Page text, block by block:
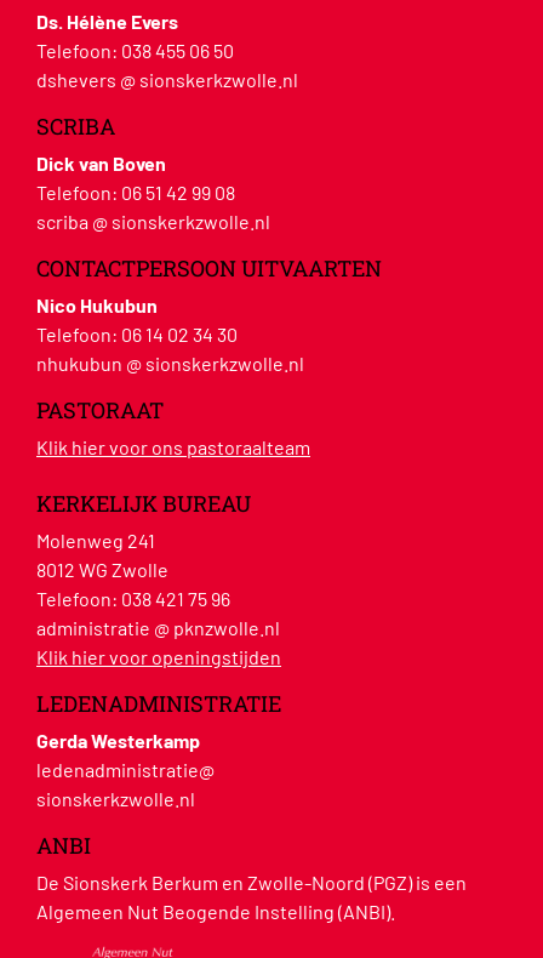
Ds. Hélène Evers
Telefoon: 038 455 06 50
dshevers @ sionskerkzwolle.nl
SCRIBA
Dick van Boven
Telefoon: 06 51 42 99 08
scriba @ sionskerkzwolle.nl
CONTACTPERSOON UITVAARTEN
Nico Hukubun
Telefoon: 06 14 02 34 30
nhukubun @ sionskerkzwolle.nl
PASTORAAT
Klik hier voor ons pastoraalteam
KERKELIJK BUREAU
Molenweg 241
8012 WG Zwolle
Telefoon: 038 421 75 96
administratie @ pknzwolle.nl
Klik hier voor openingstijden
LEDENADMINISTRATIE
Gerda Westerkamp
ledenadministratie@
sionskerkzwolle.nl
ANBI
De Sionskerk Berkum en Zwolle-Noord (PGZ) is een
Algemeen Nut Beogende Instelling (ANBI).